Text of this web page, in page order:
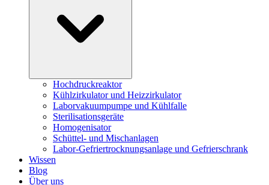
Hochdruckreaktor
Kühlzirkulator und Heizzirkulator
Laborvakuumpumpe und Kühlfalle
Sterilisationsgeräte
Homogenisator
Schüttel- und Mischanlagen
Labor-Gefriertrocknungsanlage und Gefrierschrank
Wissen
Blog
Über uns